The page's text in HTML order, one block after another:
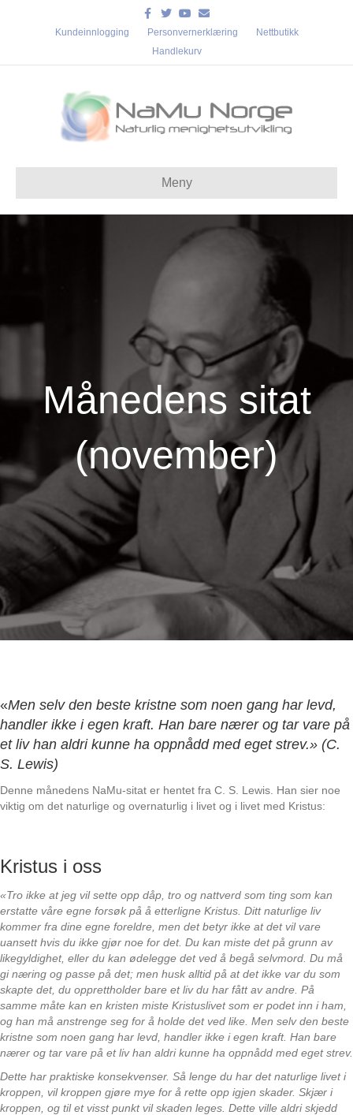
Facebook
TwitterYoutube
Email
Kundeinnlogging Personvernerklæring
Nettbutikk
Handlekurv
Meny
Månedens sitat
(november)
«Men selv den beste kristne som noen gang har levd,
handler ikke i egen kraft. Han bare nærer og tar vare på
et liv han aldri kunne ha oppnådd med eget strev.» (C.
S. Lewis)
Denne månedens NaMu-sitat er hentet fra C. S. Lewis. Han sier noe
viktig om det naturlige og overnaturlig i livet og i livet med Kristus:
Kristus i oss
«Tro ikke at jeg vil sette opp dåp, tro og nattverd som ting som kan
erstatte våre egne forsøk på å etterligne Kristus. Ditt naturlige liv
kommer fra dine egne foreldre, men det betyr ikke at det vil vare
uansett hvis du ikke gjør noe for det. Du kan miste det på grunn av
likegyldighet, eller du kan ødelegge det ved å begå selvmord. Du må
gi næring og passe på det; men husk alltid på at det ikke var du som
skapte det, du opprettholder bare et liv du har fått av andre. På
samme måte kan en kristen miste Kristuslivet som er podet inn i ham,
og han må anstrenge seg for å holde det ved like. Men selv den beste
kristne som noen gang har levd, handler ikke i egen kraft. Han bare
nærer og tar vare på et liv han aldri kunne ha oppnådd med eget strev.
Dette har praktiske konsekvenser. Så lenge du har det naturlige livet i
kroppen, vil kroppen gjøre mye for å rette opp igjen skader. Skjær i
kroppen, og til et visst punkt vil skaden leges. Dette ville aldri skjedd